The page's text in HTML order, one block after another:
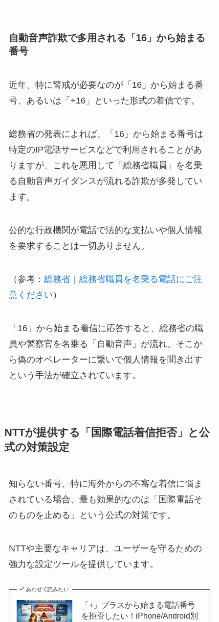
自動音声詐欺で多用される「16」から始まる
番号
近年、特に警戒が必要なのが「16」から始まる番
号、あるいは「+16」といった形式の着信です。
総務省の発表によれば、「16」から始まる番号は
特定のIP電話サービスなどで利用されることがあ
りますが、これを悪用して「総務省職員」を名乗
る自動音声ガイダンスが流れる詐欺が多発してい
ます。
公的な行政機関が電話で法的な支払いや個人情報
を要求することは一切ありません。
（参考： 総務省｜総務省職員を名乗る電話にご注
意ください ）
「16」から始まる着信に応答すると、総務省の職
員や警察官を名乗る「自動音声」が流れ、そこか
ら偽のオペレーターに繋いで個人情報を聞き出す
という手法が確立されています。
NTTが提供する「国際電話着信拒否」と公
式の対策設定
知らない番号、特に海外からの不審な着信に悩ま
されている場合、最も効果的なのは「国際電話そ
のものを止める」という公式の対策です。
NTTや主要なキャリアは、ユーザーを守るための
強力な設定ツールを提供しています。
あわせて読みたい
「+」プラスから始まる電話番号
を拒否したい！iPhone/Android別